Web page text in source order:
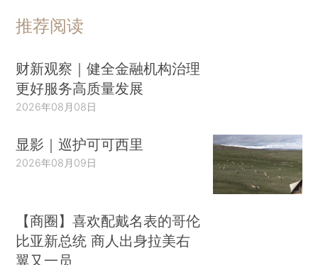
推荐阅读
财新观察｜健全金融机构治理
更好服务高质量发展
2026年08月08日
显影｜巡护可可西里
2026年08月09日
【商圈】喜欢配戴名表的哥伦
比亚新总统 商人出身拉美右
翼又一员